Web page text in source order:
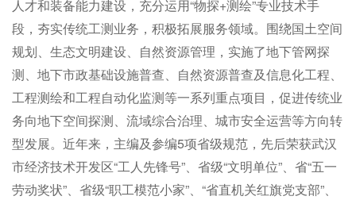
人才和装备能力建设，充分运用“物探+测绘”专业技术手
段，夯实传统工测业务，积极拓展服务领域。围绕国土空间
规划、生态文明建设、自然资源管理，实施了地下管网探
测、地下市政基础设施普查、自然资源普查及信息化工程、
工程测绘和工程自动化监测等一系列重点项目，促进传统业
务向地下空间探测、流域综合治理、城市安全运营等方向转
型发展。近年来，主编及参编5项省级规范，先后荣获武汉
市经济技术开发区“工人先锋号”、省级“文明单位”、省“五一
劳动奖状”、省级“职工模范小家”、“省直机关红旗党支部”、